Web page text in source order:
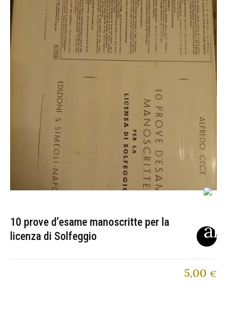
10 prove d’esame manoscritte per la
licenza di Solfeggio
5,00 €